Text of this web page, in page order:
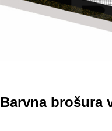
Barvna brošura